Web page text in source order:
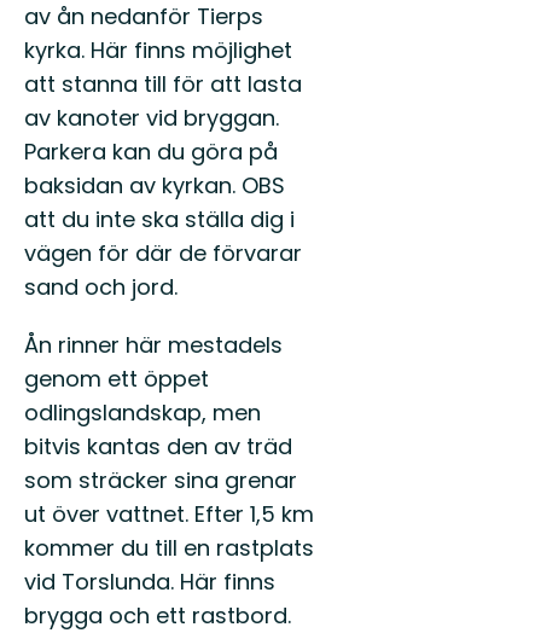
av ån nedanför Tierps
kyrka. Här finns möjlighet
att stanna till för att lasta
av kanoter vid bryggan.
Parkera kan du göra på
baksidan av kyrkan. OBS
att du inte ska ställa dig i
vägen för där de förvarar
sand och jord.
Ån rinner här mestadels
genom ett öppet
odlingslandskap, men
bitvis kantas den av träd
som sträcker sina grenar
ut över vattnet. Efter 1,5 km
kommer du till en rastplats
vid Torslunda. Här finns
brygga och ett rastbord.